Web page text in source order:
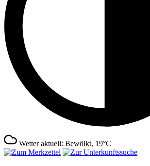
Wetter aktuell: Bewölkt, 19°C